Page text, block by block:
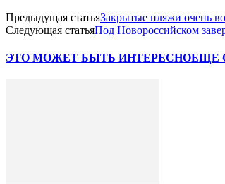
Предыдущая статьяЗакрытые пляжи очень
Следующая статьяПод Новороссийском
ЭТО МОЖЕТ БЫТЬ ИНТЕРЕСНОЕЩЕ